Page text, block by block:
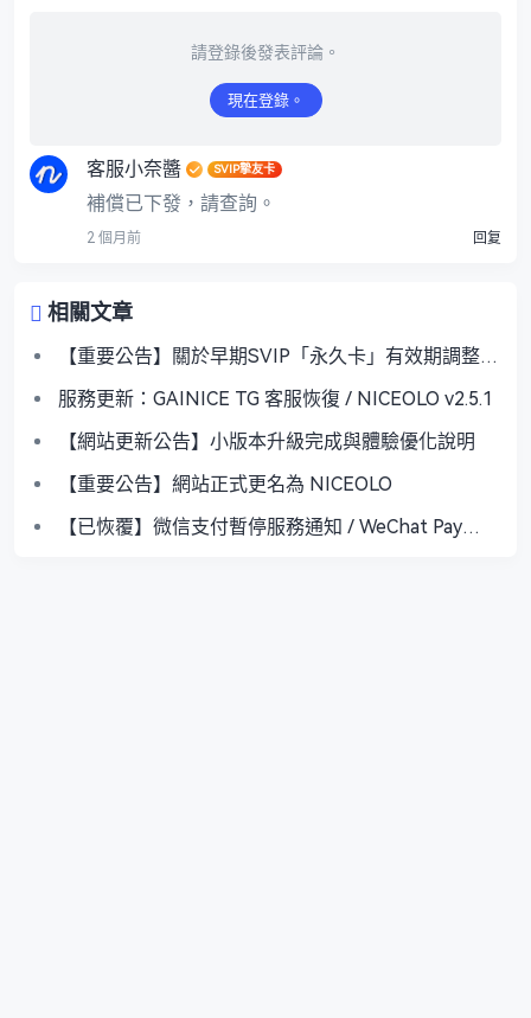
請登錄後發表評論。
現在登錄。
客服小奈醬 SVIP摯友卡
補償已下發，請查詢。
2 個月前 回复
相關文章
【重要公告】關於早期SVIP「永久卡」有效期調整及
過渡方案的說明
服務更新：GAINICE TG 客服恢復 / NICEOLO v2.5.1
【網站更新公告】小版本升級完成與體驗優化說明
【重要公告】網站正式更名為 NICEOLO
【已恢覆】微信支付暫停服務通知 / WeChat Pay